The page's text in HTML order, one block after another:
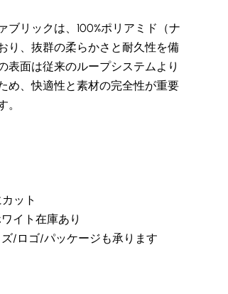
ブリックは、100%ポリアミド（ナ
り、抜群の柔らかさと耐久性を備
表面は従来のループシステムより
め、快適性と素材の完全性が重要
。
ット
イト在庫あり
/ロゴ/パッケージも承ります